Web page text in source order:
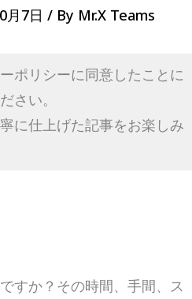
月7日/ By Mr.X Teams
ポリシーに同意したことに
さい。
に仕上げた記事をお楽しみ
すか？その時間、手間、ス